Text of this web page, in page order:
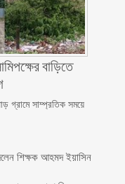
বাড়িতে
গ্রামে সাম্প্রতিক সময়ে
শিক্ষক আহমদ ইয়াসিন